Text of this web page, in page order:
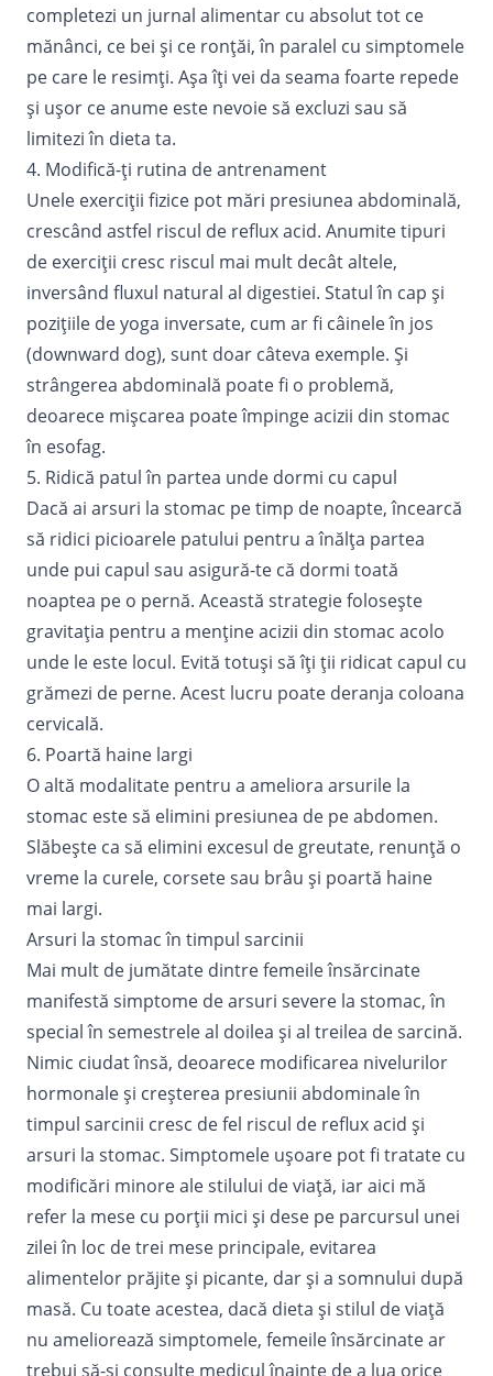
completezi un jurnal alimentar cu absolut tot ce
mănânci, ce bei și ce ronțăi, în paralel cu simptomele
pe care le resimți. Așa îți vei da seama foarte repede
și ușor ce anume este nevoie să excluzi sau să
limitezi în dieta ta.
4. Modifică-ți rutina de antrenament
Unele exerciții fizice pot mări presiunea abdominală,
crescând astfel riscul de reflux acid. Anumite tipuri
de exerciții cresc riscul mai mult decât altele,
inversând fluxul natural al digestiei. Statul în cap și
pozițiile de yoga inversate, cum ar fi câinele în jos
(downward dog), sunt doar câteva exemple. Și
strângerea abdominală poate fi o problemă,
deoarece mișcarea poate împinge acizii din stomac
în esofag.
5. Ridică patul în partea unde dormi cu capul
Dacă ai arsuri la stomac pe timp de noapte, încearcă
să ridici picioarele patului pentru a înălța partea
unde pui capul sau asigură-te că dormi toată
noaptea pe o pernă. Această strategie folosește
gravitația pentru a menține acizii din stomac acolo
unde le este locul. Evită totuși să îți ții ridicat capul cu
grămezi de perne. Acest lucru poate deranja coloana
cervicală.
6. Poartă haine largi
O altă modalitate pentru a ameliora arsurile la
stomac este să elimini presiunea de pe abdomen.
Slăbește ca să elimini excesul de greutate, renunță o
vreme la curele, corsete sau brâu și poartă haine
mai largi.
Arsuri la stomac în timpul sarcinii
Mai mult de jumătate dintre femeile însărcinate
manifestă simptome de arsuri severe la stomac, în
special în semestrele al doilea și al treilea de sarcină.
Nimic ciudat însă, deoarece modificarea nivelurilor
hormonale și creșterea presiunii abdominale în
timpul sarcinii cresc de fel riscul de reflux acid și
arsuri la stomac. Simptomele ușoare pot fi tratate cu
modificări minore ale stilului de viață, iar aici mă
refer la mese cu porții mici și dese pe parcursul unei
zilei în loc de trei mese principale, evitarea
alimentelor prăjite și picante, dar și a somnului după
masă. Cu toate acestea, dacă dieta și stilul de viață
nu ameliorează simptomele, femeile însărcinate ar
trebui să-și consulte medicul înainte de a lua orice